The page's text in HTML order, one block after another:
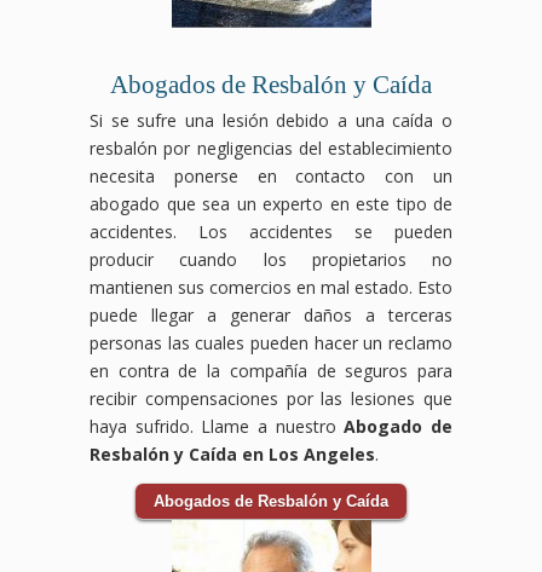
Abogados de Resbalón y Caída
Si se sufre una lesión debido a una caída o
resbalón por negligencias del establecimiento
necesita ponerse en contacto con un
abogado que sea un experto en este tipo de
accidentes. Los accidentes se pueden
producir cuando los propietarios no
mantienen sus comercios en mal estado. Esto
puede llegar a generar daños a terceras
personas las cuales pueden hacer un reclamo
en contra de la compañía de seguros para
recibir compensaciones por las lesiones que
haya sufrido. Llame a nuestroAbogado de
Resbalón y Caída en Los Angeles.
Abogados de Resbalón y Caída